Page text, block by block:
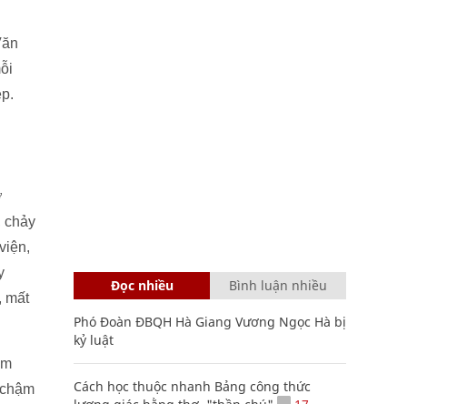
chảy
mất
Đọc nhiều Bình luận nhiều
Phó Đoàn ĐBQH Hà Giang Vương Ngọc Hà bị
kỷ luật
Cách học thuộc nhanh Bảng công thức